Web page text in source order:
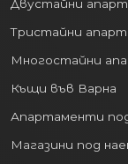
Двустайни
Тристайни
Многостайни
Къщи във Варна
Апартаменти
Магазини под